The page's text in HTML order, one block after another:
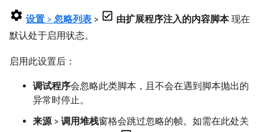
设置 > 忽略列表 > 由扩展程序注入的内容脚本现在
默认处于启用状态。
启用此设置后：
调试程序会忽略此类脚本，且不会在遇到脚本抛出的
异常时停止。
来源> 调用堆栈窗格会跳过忽略的帧。如需在此处关